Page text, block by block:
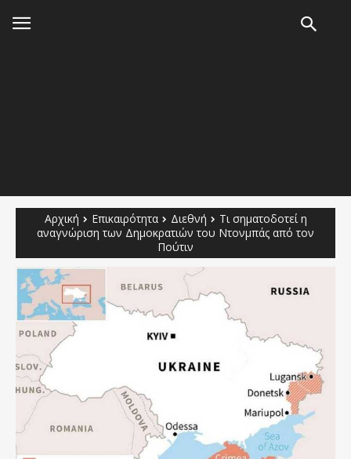
Αρχική Επικαιρότητα Διεθνή
Τι σηματοδοτεί η
αναγνώριση των Δημοκρατιών του Ντονμπάς από τον
Πούτιν